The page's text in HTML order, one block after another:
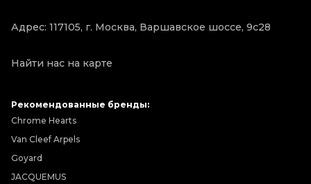
Адрес: 117105, г. Москва, Варшавское шоссе, 9с28
Найти нас на карте
Рекомендованные бренды:
Chrome Hearts
Van Cleef Arpels
Goyard
JACQUEMUS